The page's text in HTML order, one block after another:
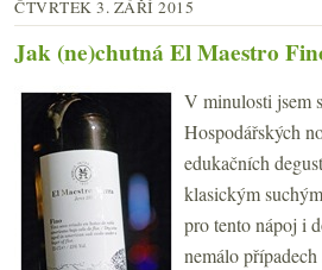
ČTVRTEK 3. ZÁŘÍ 2015
Jak (ne)chutná El Maestro
V minulosti jsem
Hospodářských
edukačních
klasickým suchým
pro tento nápoj i
nemálo